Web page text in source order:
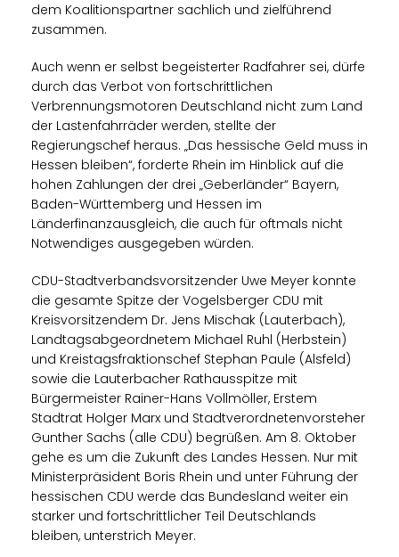
dem Koalitionspartner sachlich und zielführend
zusammen.
Auch wenn er selbst begeisterter Radfahrer sei, dürfe
durch das Verbot von fortschrittlichen
Verbrennungsmotoren Deutschland nicht zum Land
der Lastenfahrräder werden, stellte der
Regierungschef heraus. „Das hessische Geld muss in
Hessen bleiben“, forderte Rhein im Hinblick auf die
hohen Zahlungen der drei „Geberländer“ Bayern,
Baden-Württemberg und Hessen im
Länderfinanzausgleich, die auch für oftmals nicht
Notwendiges ausgegeben würden.
CDU-Stadtverbandsvorsitzender Uwe Meyer konnte
die gesamte Spitze der Vogelsberger CDU mit
Kreisvorsitzendem Dr. Jens Mischak (Lauterbach),
Landtagsabgeordnetem Michael Ruhl (Herbstein)
und Kreistagsfraktionschef Stephan Paule (Alsfeld)
sowie die Lauterbacher Rathausspitze mit
Bürgermeister Rainer-Hans Vollmöller, Erstem
Stadtrat Holger Marx und Stadtverordnetenvorsteher
Gunther Sachs (alle CDU) begrüßen. Am 8. Oktober
gehe es um die Zukunft des Landes Hessen. Nur mit
Ministerpräsident Boris Rhein und unter Führung der
hessischen CDU werde das Bundesland weiter ein
starker und fortschrittlicher Teil Deutschlands
bleiben, unterstrich Meyer.